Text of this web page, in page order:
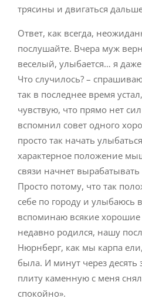
трясины и двигаться
Ответ, как всегда,
послушайте. Вчера муж
веселый, улыбается… я
Что случилось? –
так в последнее время
чувствую, что прямо нет
вспомнил совет одного
просто так начать
характерное положение
связи начнет
Просто потому, что так
себе по городу и улыбаюсь
вспоминаю всякие
недавно родился, нашу
Нюрнберг, как мы карпа
была. И минут через десять
плиту каменную с меня
спокойно».